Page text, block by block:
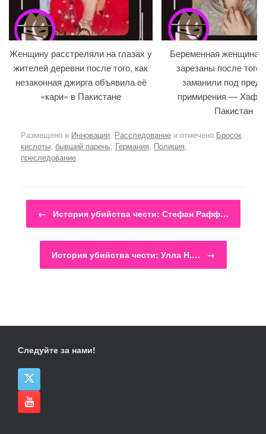
Женщину расстреляли на глазах у
жителей деревни после того, как
незаконная джирга объявила её
«кари» в Пакистане
Беременная женщина
зарезаны после того,
заманили под
примирения —
Пакистан
Размещено в Инновации, Расследование и отмечено Бросок
кислоты, бывший парень, Германия, Полиция,
преследование.
Навигация по записям
← История убийства чести: Стефан Рафф…
История убийства чести: Улла Н.… →
Следуйте за нами!